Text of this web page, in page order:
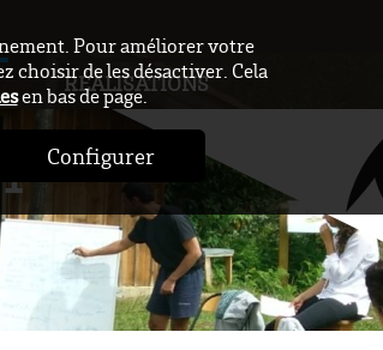
Pour améliorer votre
choisir de les désactiver. Cela
en bas de page.
Configurer
RÉALISATIONS